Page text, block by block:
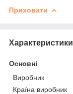
Приховати
Характеристики
Основні
Виробник
Країна виробник